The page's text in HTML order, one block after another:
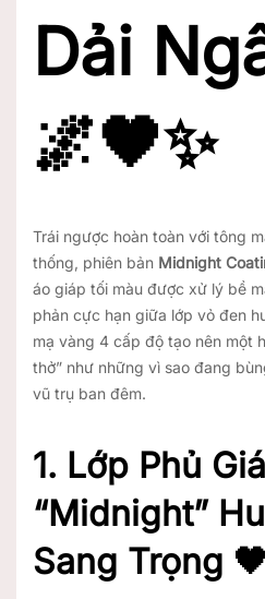
Dải
🌌🖤✨
Trái ngược hoàn toàn với tông
thống, phiên bản Midnight
áo giáp tối màu được xử lý bề
phản cực hạn giữa lớp vỏ đen
mạ vàng 4 cấp độ tạo nên một
thở” như những vì sao đang
vũ trụ ban đêm.
1. Lớp Phủ
“Midnight”
Sang Trọng